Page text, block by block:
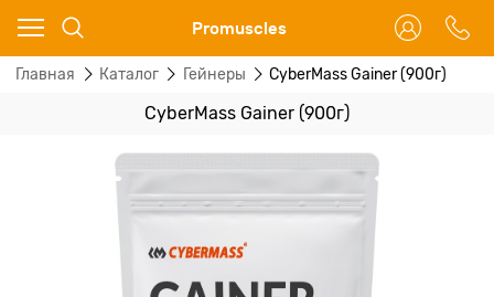
Promuscles
Главная Каталог Гейнеры CyberMass Gainer (900г)
CyberMass Gainer (900г)
Ваш город - Москва,
угадали?
ДА НЕТ